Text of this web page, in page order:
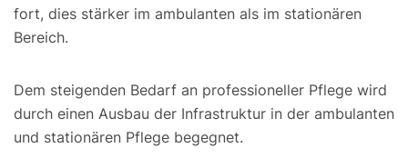
fort, dies stärker im ambulanten als im stationären
Bereich.
Dem steigenden Bedarf an professioneller Pflege wird
durch einen Ausbau der Infrastruktur in der ambulanten
und stationären Pflege begegnet.